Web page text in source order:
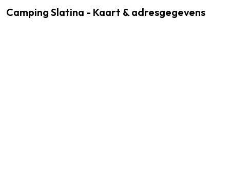
Camping Slatina - Kaart & adresgegevens